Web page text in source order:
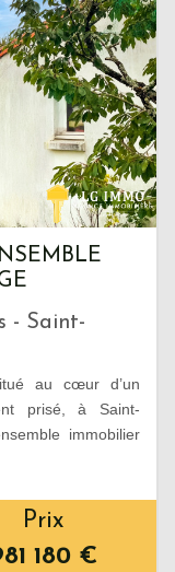
- Saint-
au cœur d’un
prisé, à Saint-
immobilier
Prix
180 €